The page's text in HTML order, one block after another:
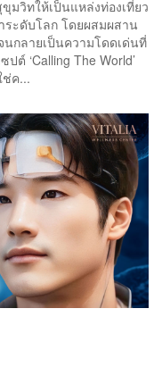
มวิทให้เป็นแหล่งท่องเที่ยว
ระดับโลก โดยผสมผสาน
นกลายเป็นความโดดเด่นที่
ต์ ‘Calling The World’
ช่ค...